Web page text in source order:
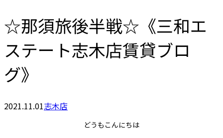
☆那須旅後半戦☆《三和エ
ステート志木店賃貸ブロ
グ》
2021.11.01志木店
どうもこんにちは